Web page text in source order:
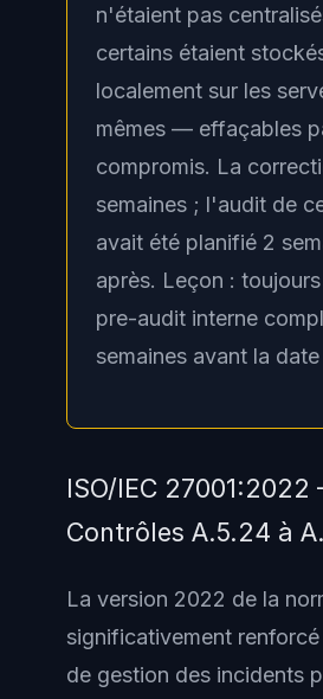
n'étaient pas
certains étaient
localement sur les
mêmes — effaçables
compromis. La
semaines ; l'audit de
avait été planifié 2
après. Leçon :
pre-audit interne
semaines avant la
ISO/IEC
Contrôles A.5.24 à
La version 2022 de la
significativement
de gestion des incidents